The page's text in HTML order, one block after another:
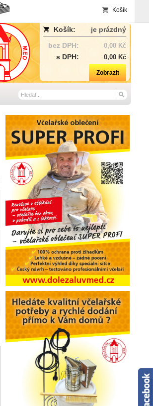
Košík
Košík:
je prázdný
bez DPH:
0,00 Kč
s DPH: 0,00 Kč
Zobrazit